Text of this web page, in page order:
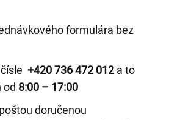
formulára bez
+420 736 472 012a to
od 8:00 – 17:00
doručenou